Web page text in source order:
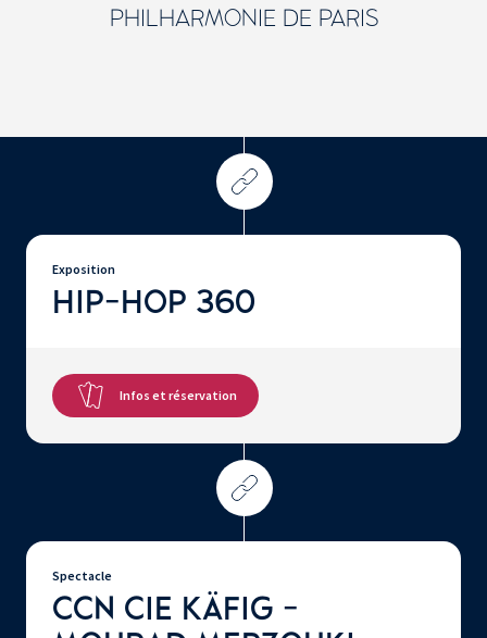
PHILHARMONIE DE PARIS
Exposition
HIP-HOP 360
Infos et réservation
Spectacle
CCN CIE KÄFIG -